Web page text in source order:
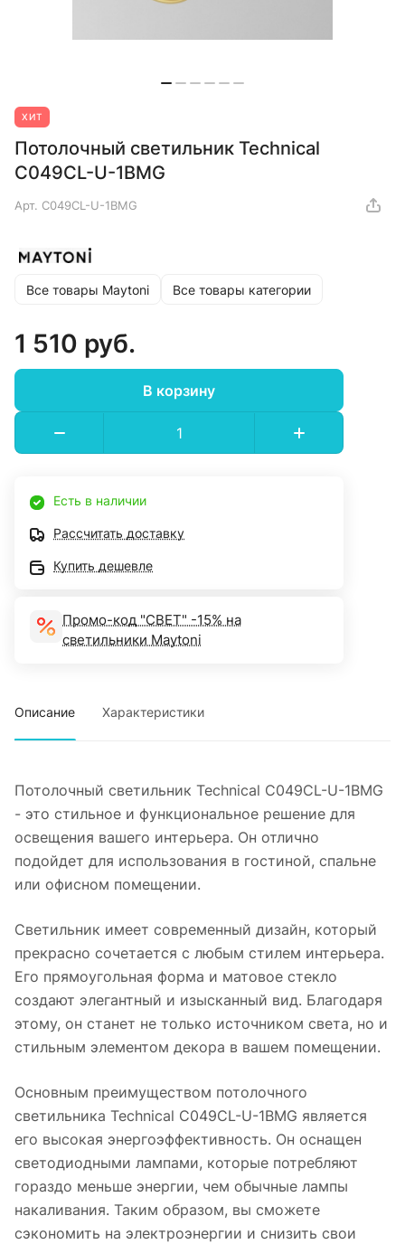
ХИТ
Потолочный светильник Technical
C049CL-U-1BMG
Арт. C049CL-U-1BMG
Все товары Maytoni Все товары категории
1 510 руб.
В корзину
Есть в наличии
Рассчитать доставку
Купить дешевле
Промо-код "СВЕТ" -15% на
светильники Maytoni
Описание Характеристики
Потолочный светильник Technical C049CL-U-1BMG
- это стильное и функциональное решение для
освещения вашего интерьера. Он отлично
подойдет для использования в гостиной, спальне
или офисном помещении.
Светильник имеет современный дизайн, который
прекрасно сочетается с любым стилем интерьера.
Его прямоугольная форма и матовое стекло
создают элегантный и изысканный вид. Благодаря
этому, он станет не только источником света, но и
стильным элементом декора в вашем помещении.
Основным преимуществом потолочного
светильника Technical C049CL-U-1BMG является
его высокая энергоэффективность. Он оснащен
светодиодными лампами, которые потребляют
гораздо меньше энергии, чем обычные лампы
накаливания. Таким образом, вы сможете
сэкономить на электроэнергии и снизить свои